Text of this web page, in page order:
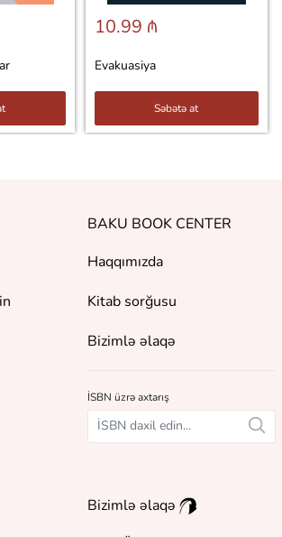
10.99 ₼
Evakuasiya
Səbətə at
BAKU BOOK CENTER
Haqqımızda
Kitab sorğusu
Bizimlə əlaqə
İSBN üzrə axtarış
Bizimlə əlaqə